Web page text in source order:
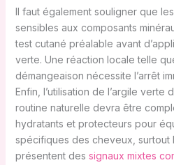
Il faut également souligner que
sensibles aux composants
test cutané préalable avant
verte. Une réaction locale telle
démangeaison nécessite l’arrêt
Enfin, l’utilisation de l’argile verte
routine naturelle devra être
hydratants et protecteurs pour
spécifiques des cheveux, surtout
présentent des signaux mixtes